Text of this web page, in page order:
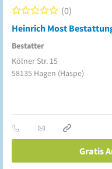
Heinrich Most
Bestatter
0
Kölner Str. 15
58135 Hagen (Haspe)
Gratis